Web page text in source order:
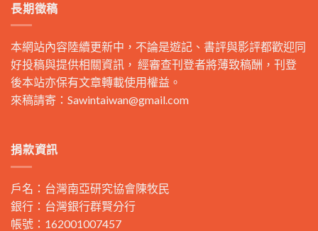
長期徵稿
本網站內容陸續更新中，不論是遊記、書評與影評都歡迎同
好投稿與提供相關資訊， 經審查刊登者將薄致稿酬，刊登
後本站亦保有文章轉載使用權益。
來稿請寄： Sawintaiwan@gmail.com
捐款資訊
戶名：台灣南亞研究協會陳牧民
銀行：台灣銀行群賢分行
帳號：162001007457